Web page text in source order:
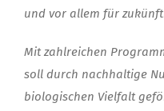
und vor allem für
Mit zahlreichen
soll durch nachhaltige
biologischen Vielfalt